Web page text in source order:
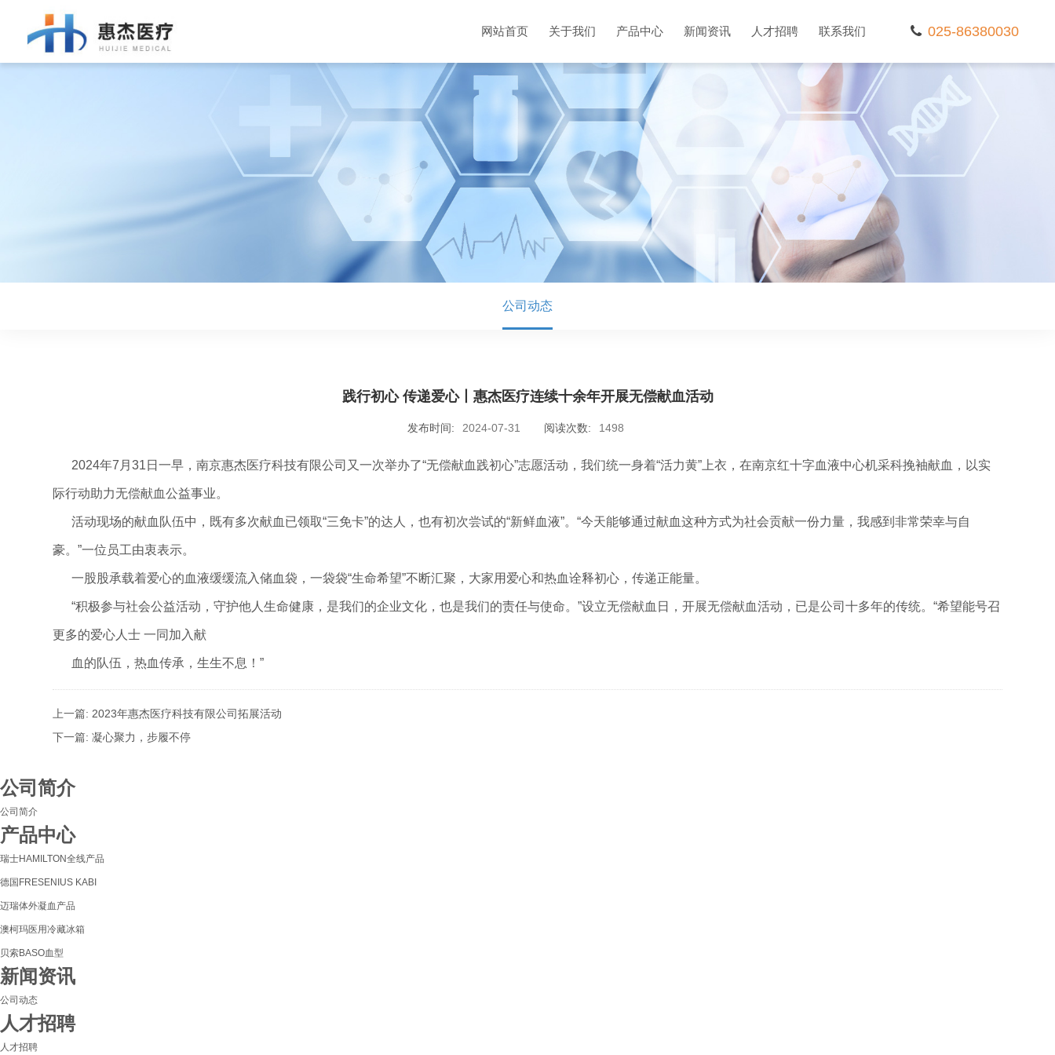
网站首页 关于我们 产品中心 新闻资讯 人才招聘 联系我们 025-86380030
公司动态
践行初心 传递爱心丨惠杰医疗连续十余年开展无偿献血活动
发布时间: 2024-07-31 阅读次数: 1498
2024年7月31日一早，南京惠杰医疗科技有限公司又一次举办了“无偿献血践初心”志愿活动，我们统一身着“活力黄”上衣，在南京红十字血液中心机采科挽袖献血，以实
际行动助力无偿献血公益事业。
活动现场的献血队伍中，既有多次献血已领取“三免卡”的达人，也有初次尝试的“新鲜血液”。“今天能够通过献血这种方式为社会贡献一份力量，我感到非常荣幸与自
豪。”一位员工由衷表示。
一股股承载着爱心的血液缓缓流入储血袋，一袋袋“生命希望”不断汇聚，大家用爱心和热血诠释初心，传递正能量。
“积极参与社会公益活动，守护他人生命健康，是我们的企业文化，也是我们的责任与使命。”设立无偿献血日，开展无偿献血活动，已是公司十多年的传统。“希望能号召
更多的爱心人士一同加入献
血的队伍，热血传承，生生不息！”
上一篇: 2023年惠杰医疗科技有限公司拓展活动
下一篇:凝心聚力，步履不停
公司简介
公司简介
产品中心
瑞士HAMILTON全线产品
德国FRESENIUS KABI
迈瑞体外凝血产品
澳柯玛医用冷藏冰箱
贝索BASO血型
新闻资讯
公司动态
人才招聘
人才招聘